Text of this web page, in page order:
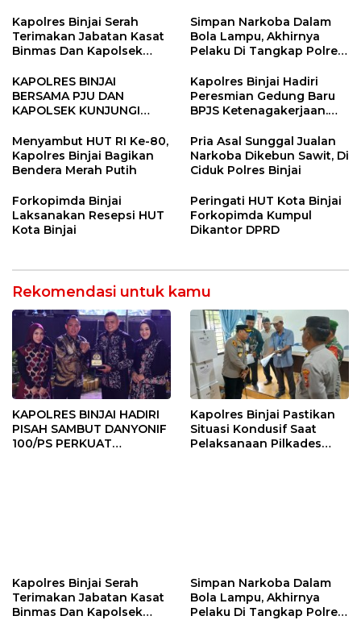
Kapolres Binjai Serah
Terimakan Jabatan Kasat
Binmas Dan Kapolsek
Simpan Narkoba Dalam
Bola Lampu, Akhirnya
Pelaku Di Tangkap Polres
KAPOLRES BINJAI
BERSAMA PJU DAN
KAPOLSEK KUNJUNGI
BINJAI
Kapolres Binjai Hadiri
Peresmian Gedung Baru
BPJS Ketenagakerjaan.
Menyeluruh bagi Pekerja”
Menyambut HUT RI Ke-80,
Kapolres Binjai Bagikan
Bendera Merah Putih
Pria Asal Sunggal Jualan
Narkoba Dikebun Sawit, Di
Ciduk Polres Binjai
Forkopimda Binjai
Laksanakan Resepsi HUT
Kota Binjai
Peringati HUT Kota Binjai
Forkopimda Kumpul
Dikantor DPRD
Rekomendasi untuk kamu
KAPOLRES BINJAI HADIRI
PISAH SAMBUT DANYONIF
100/PS PERKUAT
Kapolres Binjai Pastikan
Situasi Kondusif Saat
Pelaksanaan Pilkades
Kapolres Binjai Serah
Terimakan Jabatan Kasat
Binmas Dan Kapolsek
Simpan Narkoba Dalam
Bola Lampu, Akhirnya
Pelaku Di Tangkap Polres